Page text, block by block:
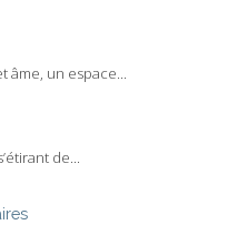
âme, un espace...
de...